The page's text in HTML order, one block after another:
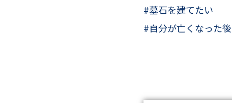
#墓石を建てたい
#自分が亡くなった